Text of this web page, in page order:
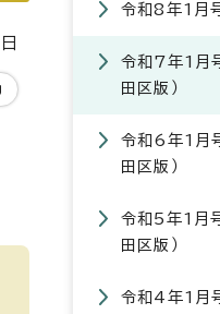
令和8年1月
令和7年1月
田区版）
令和6年1月
田区版）
令和5年1月
田区版）
令和4年1月